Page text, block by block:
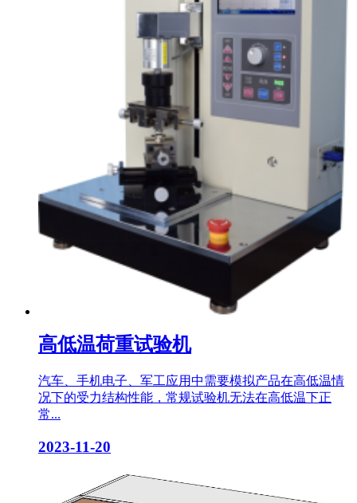
高低温荷重试验机
汽车、手机电子、军工应用中需要模拟产品在高低温情
况下的受力结构性能，常规试验机无法在高低温下正
常...
2023-11-20